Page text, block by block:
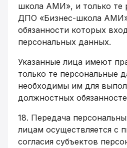
школа АМИ», и только те
ДПО «Бизнес-школа
обязанности которых
персональных данных.
Указанные лица имеют
только те персональные
необходимы им для
должностных
18. Передача
лицам осуществляется с
согласия субъектов